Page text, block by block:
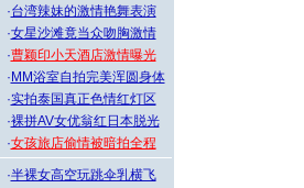
·台湾辣妹的激情艳舞表演
·女星沙滩竟当众吻胸激情
·曹颖印小天酒店激情曝光
· MM浴室自拍完美浑圆身体
·实拍泰国真正色情红灯区
·裸拼AV女优翁红日本脱光
·女孩旅店偷情被暗拍全程
·半裸女高空玩跳伞乳横飞